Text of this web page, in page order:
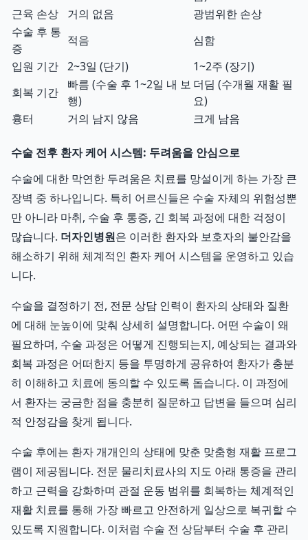
근육 손상
거의 없음
광범위한 손상
수술 후 통
증
적음
심함
입원 기간 2~3일 (단기)
1~2주 (장기)
회복 기간
빠름 (수술 후 1~2일 내 보
행)
더딤 (수개월 재활 필
요)
흉터
거의 남지 않음 크게 남음
수술 전후 환자 케어 시스템: 두려움을 안심으로
수술에 대한 막연한 두려움은 치료를 망설이게 하는 가장 큰
장벽 중 하나입니다. 특히 어르신들은 수술 자체의 위험성뿐
만 아니라 마취, 수술 후 통증, 긴 회복 과정에 대한 걱정이
많습니다. 더자인병원은 이러한 환자와 보호자의 불안감을
해소하기 위해 체계적인 환자 케어 시스템을 운영하고 있습
니다.
수술을 결정하기 전, 전문 상담 인력이 환자의 상태와 질환
에 대해 눈높이에 맞춰 상세히 설명합니다. 어떤 수술이 왜
필요하며, 수술 과정은 어떻게 진행되는지, 예상되는 결과와
회복 과정은 어떠한지 등을 투명하게 공유하여 환자가 충분
히 이해하고 치료에 동의할 수 있도록 돕습니다. 이 과정에
서 환자는 궁금한 점을 충분히 질문하고 답변을 들으며 심리
적 안정감을 찾게 됩니다.
수술 후에는 환자 개개인의 상태에 맞춘 맞춤형 재활 프로그
램이 제공됩니다. 전문 물리치료사의 지도 아래 통증을 관리
하고 근력을 강화하며 관절 운동 범위를 회복하는 체계적인
재활 치료를 통해 가장 빠르고 안전하게 일상으로 복귀할 수
있도록 지원합니다. 이처럼 수술 전 상담부터 수술 후 관리